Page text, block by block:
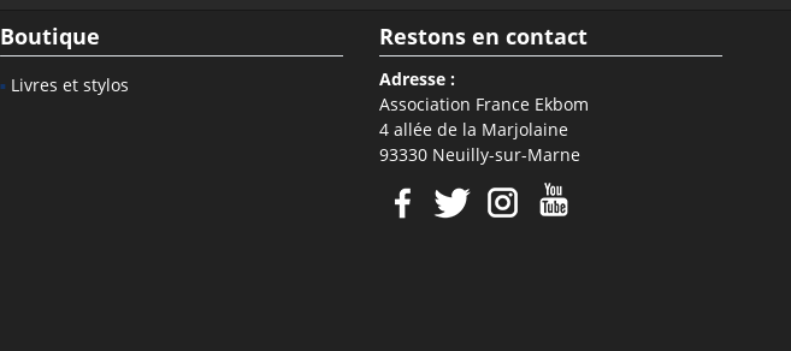
Boutique
Livres et stylos
Restons en contact
Adresse :
Association France Ekbom
4 allée de la Marjolaine
93330 Neuilly-sur-Marne